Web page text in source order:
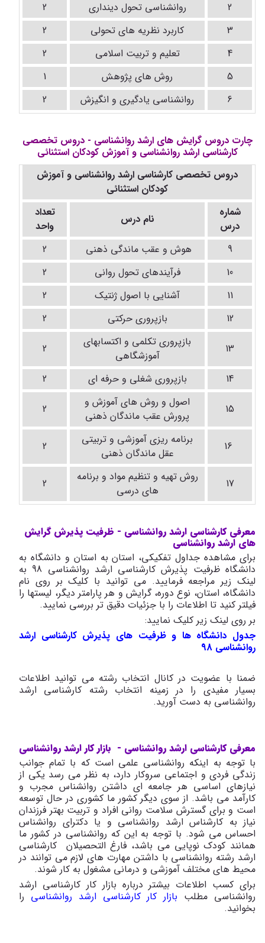
2 روانشناسی تحول دینداری
2
3
کاربرد نظریه های تحولی
2
4
تعلیم و تربیت اسلامی
2
5
روش های پژوهش
1
6
روانشناسی یادگیری و انگیزش 2
چارت دروس گرایش های ارشد روانشناسی - دروس تخصصی
کارشناسی ارشد روانشناسی و آموزش کودکان استثنائی
دروس تخصصی کارشناسی ارشد روانشناسی و آموزش
کودکان استثنائی
شماره
درس
نام درس
تعداد
واحد
9
هوش و عقب ماندگی ذهنی
2
10
فرآیندهای تحول روانی
2
11
آشنایی با اصول ژنتیک
2
12
بازپروری حرکتی 2
13
بازپروری تکلمی و اکتسابهای
آموزشگاهی
2
14 بازپروری شغلی و حرفه ای 2
15
اصول و روش های آموزش و
پرورش عقب ماندگان ذهنی
2
16
برنامه ریزی آموزشی و تربیتی
عقل ماندگان ذهنی
2
17
روش تهیه و تنظیم مواد و برنامه
های درسی
2
معرفی کارشناسی ارشد روانشناسی - ظرفیت پذیرش گرایش
های ارشد روانشناسی
برای مشاهده جداول تفکیکی، استان به استان و دانشگاه به
دانشگاه ظرفیت پذیرش کارشناسی ارشد روانشناسی 98 به
لینک زیر مراجعه فرمایید. می توانید با کلیک بر روی نام
دانشگاه، استان، نوع دوره، گرایش و هر پارامتر دیگر، لیستها را
فیلتر کنید تا اطلاعات را با جزئیات دقیق تر بررسی نمایید.
بر روی لینک زیر کلیک نمایید:
جدول دانشگاه ها و ظرفیت های پذیرش کارشناسی ارشد
روانشناسی 98
ضمنا با عضویت در کانال انتخاب رشته می توانید اطلاعات
بسیار مفیدی را در زمینه انتخاب رشته کارشناسی ارشد
روانشناسی به دست آورید.
معرفی کارشناسی ارشد روانشناسی - بازار کار ارشد روانشناسی
با توجه به اینکه روانشناسی علمی است که با تمام جوانب
زندگی فردی و اجتماعی سروکار دارد، به نظر می رسد یکی از
نیازهای اساسی هر جامعه ای داشتن روانشناس مجرب و
کارآمد می باشد. از سوی دیگر کشور ما کشوری در حال توسعه
است و برای گسترش سلامت روانی افراد و تربیت بهتر فرزندان
نیاز به کارشناس ارشد روانشناسی و یا دکترای روانشناس
احساس می شود. با توجه به این که روانشناسی در کشور ما
همانند کودک نوپایی می باشد، فارغ التحصیلان کارشناسی
ارشد رشته روانشناسی با داشتن مهارت های لازم می توانند در
محیط های مختلف آموزشی و درمانی مشغول به کار شوند.
برای کسب اطلاعات بیشتر درباره بازار کار کارشناسی ارشد
روانشناسی مطلب بازار کار کارشناسی ارشد روانشناسی را
بخوانید.